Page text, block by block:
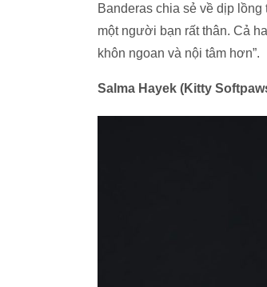
Banderas chia sẻ về dịp lồng
một người bạn rất thân. Cả
khôn ngoan và nội tâm hơn”.
Salma Hayek (Kitty